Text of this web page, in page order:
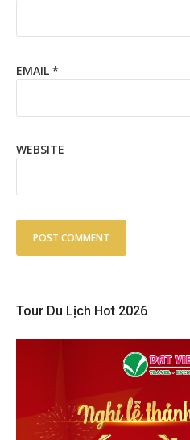
EMAIL *
WEBSITE
Tour Du Lịch Hot 2026